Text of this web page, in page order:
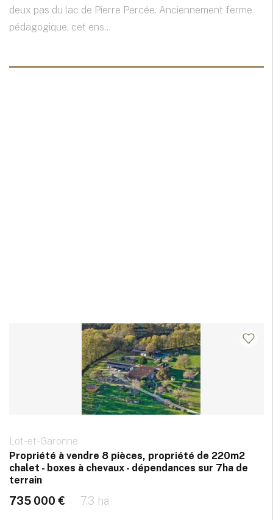
deux pas du lac de Pierre Percée. Anciennement ferme
pédagogique, cet ens...
Lot-et-Garonne
Propriété à vendre 8 pièces, propriété de 220m2
chalet - boxes à chevaux - dépendances sur 7ha de
terrain
735 000 € 7.3 ha